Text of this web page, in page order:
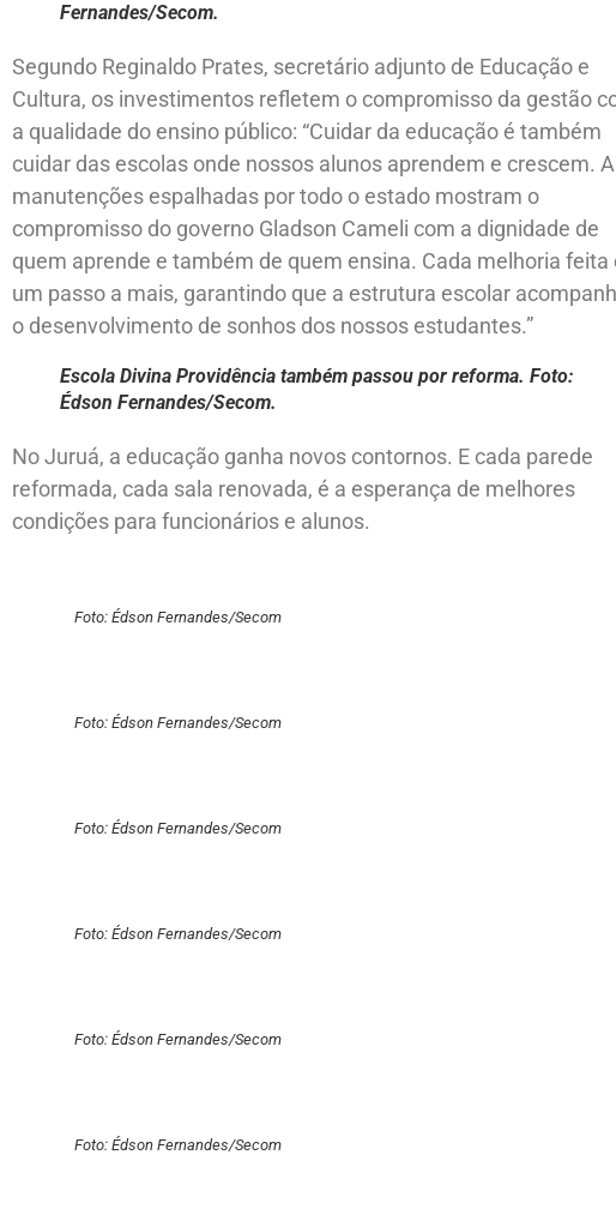
Fernandes/Secom.
Segundo Reginaldo Prates, secretário adjunto de Educação e
Cultura, os investimentos refletem o compromisso da gestão
a qualidade do ensino público: “Cuidar da educação é também
cuidar das escolas onde nossos alunos aprendem e crescem.
manutenções espalhadas por todo o estado mostram o
compromisso do governo Gladson Cameli com a dignidade de
quem aprende e também de quem ensina. Cada melhoria feita
um passo a mais, garantindo que a estrutura escolar
o desenvolvimento de sonhos dos nossos estudantes.”
Escola Divina Providência também passou por reforma. Foto:
Édson Fernandes/Secom.
No Juruá, a educação ganha novos contornos. E cada parede
reformada, cada sala renovada, é a esperança de melhores
condições para funcionários e alunos.
Foto: Édson Fernandes/Secom
Foto: Édson Fernandes/Secom
Foto: Édson Fernandes/Secom
Foto: Édson Fernandes/Secom
Foto: Édson Fernandes/Secom
Foto: Édson Fernandes/Secom